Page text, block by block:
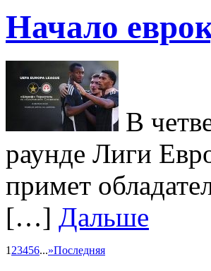
Начало
В
раунде Лиги
примет
[…] Дальше
1 23456...»Последняя